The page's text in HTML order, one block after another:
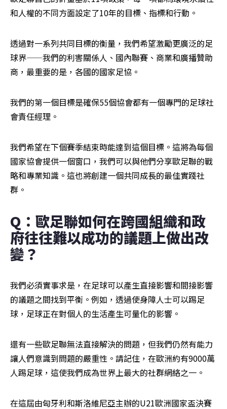
和人權的不同方面設定了10年的目標、指標和行動。
透過對一系列共同目標的衡量，我們希望激勵更廣泛的足
球界——我們的利害關係人、國內聯賽、商業和廣播贊助
商，最重要的是，各國的國家足協。
我們的第一個目標是確保55個協會都有一個專門的足球社
會責任經理。
我們希望在下個賽季結束時能達到這個目標。這將為每個
國家協會提供一個窗口，我們可以與他們分享歐足聯的戰
略和專業知識。這也將創建一個共同成長的最佳實踐社
群。
Q：歐足聯如何在跨國組織和政
府往往難以成功的議題上做出改
變？
我們必須實事求是，在足球可以產生直接影響和間接影響
的議題之間找到平衡。例如，透過使身障人士可以踢足
球，足球正在對個人的生活產生可量化的影響。
還有一些歐足聯無法直接解決的問題，但我們仍然有能力
讓人們意識到問題的嚴重性。請記住，在歐洲約有9000萬
人踢足球，這使我們成為世界上最大的社群網絡之一。
在這屆由匈牙利和斯洛維尼亞主辦的U21歐洲國家盃決賽